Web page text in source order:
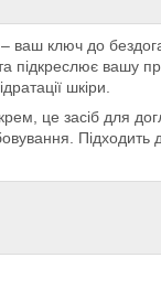
ключ до
підкреслює
шкіри.
це засіб для
Підходить